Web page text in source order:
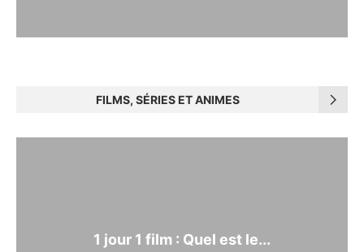
FILMS, SÉRIES ET ANIMES
1 jour 1 film : Quel est le...